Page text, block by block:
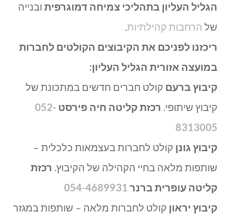
הגליל העליון בתהליכי צמיחה דמוגרפית ובנייה
של הרחבות קהילתיות.
ריכזנו לפניכם את הקיבוצים הקולטים לחברות
במועצה אזורית הגליל העליון:
קיבוץ ברעם קולט חברים חדשים במתכונת של
קיבוץ שיתופי. רכזת קליטה חיה פירסט 052-
8313005
קיבוץ גונן קולט לחברות בעצמאות כלכלית –
שותפות מלאה בחיי הקהילה של הקיבוץ. רכזת
קליטה עופרית ברנר 054-4689931
קיבוץ יראון קולט לחברות מלאה – שותפות במגזר